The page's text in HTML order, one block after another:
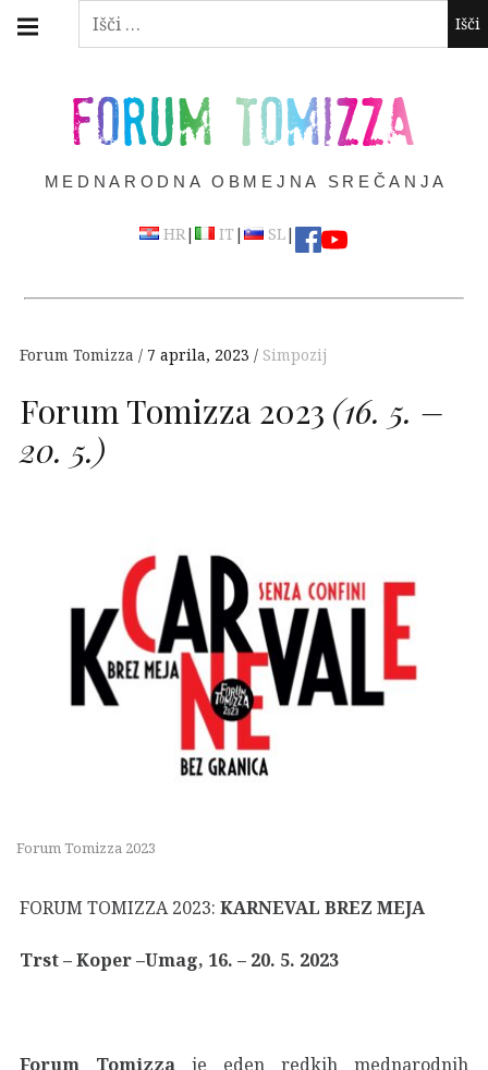
Išči:
Skip
FORUM TOMIZZA
MEDNARODNA OBMEJNA SREČANJA
HR| IT | SL|
navigation
Forum Tomizza 7 aprila, 2023 Simpozij
Forum Tomizza 2023 (16. 5. –
20. 5.)
Forum Tomizza 2023
FORUM TOMIZZA 2023: KARNEVAL BREZ MEJA
Trst – Koper –Umag, 16. – 20. 5. 2023
Forum Tomizza je eden redkih mednarodnih